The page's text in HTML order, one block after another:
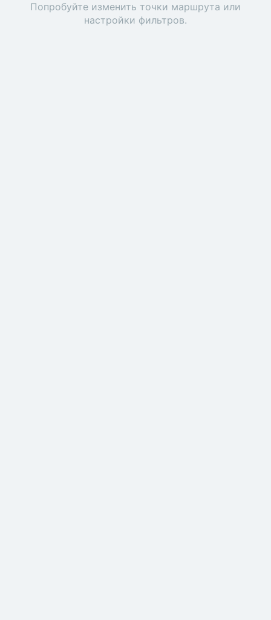
Попробуйте изменить точки маршрута или
настройки фильтров.